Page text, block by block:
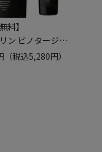
料】
ン ピノタージュ
2024 750ml
（税込5,280円）